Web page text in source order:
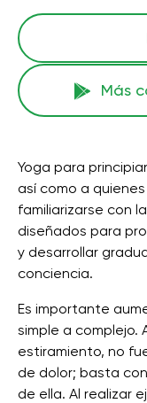
Más
Yoga para
así como a
familiarizarse con
diseñados para
y desarrollar
conciencia.
Es importante
simple a complejo.
estiramiento, no
de dolor; basta
de ella. Al realizar